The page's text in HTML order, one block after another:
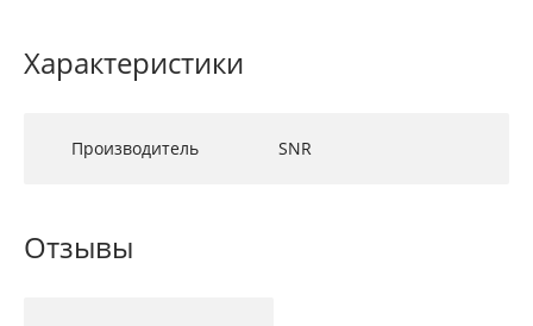
Характеристики
Производитель SNR
Отзывы